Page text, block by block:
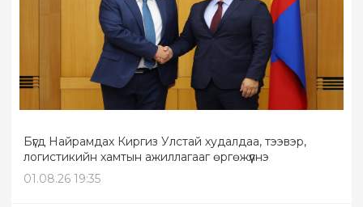
Бүгд Найрамдах Киргиз Улстай худалдаа, тээвэр,
логистикийн хамтын ажиллагааг өргөжүүлнэ
01.08.26 19:35